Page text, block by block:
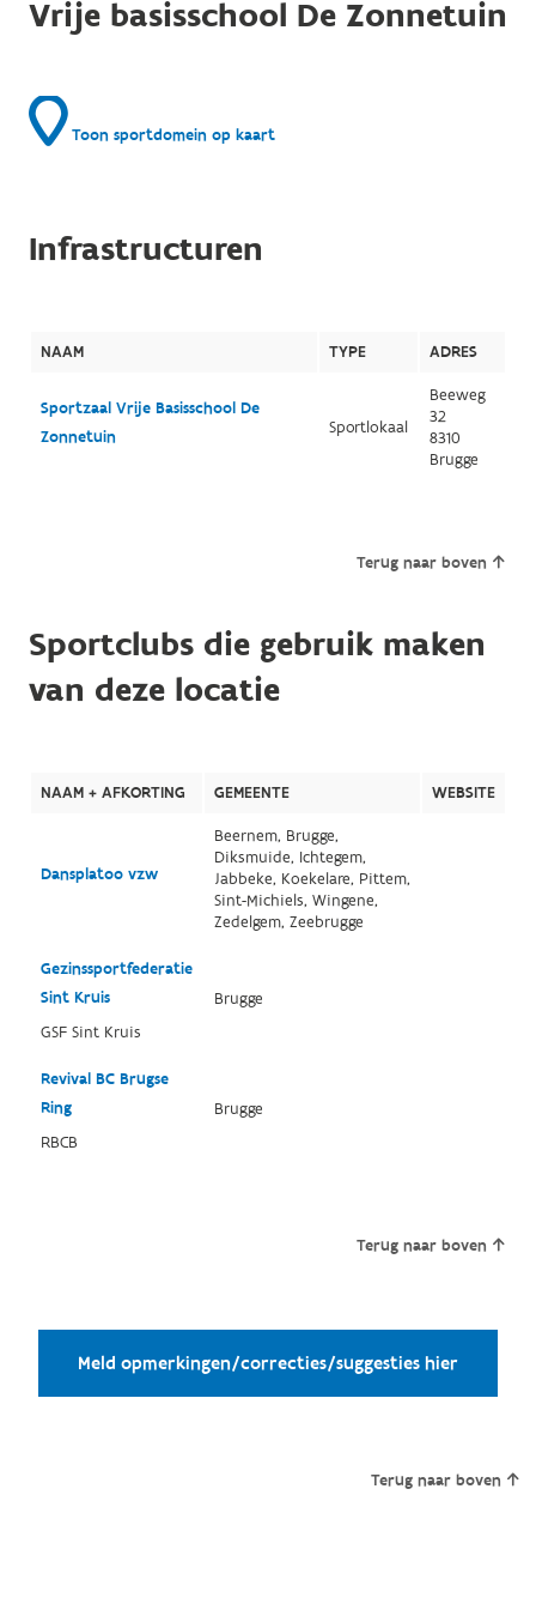
Vrije basisschool De Zonnetuin
Toon sportdomein op kaart
Infrastructuren
NAAM TYPE ADRES
Sportzaal Vrije Basisschool De
Zonnetuin
Sportlokaal
Beeweg
32
8310
Brugge
Terug naar boven
Sportclubs die gebruik maken
van deze locatie
NAAM + AFKORTING GEMEENTE WEBSITE
Dansplatoo vzw
Beernem, Brugge,
Diksmuide, Ichtegem,
Jabbeke, Koekelare, Pittem,
Sint-Michiels, Wingene,
Zedelgem, Zeebrugge
Gezinssportfederatie
Sint Kruis
GSF Sint Kruis
Brugge
Revival BC Brugse
Ring
RBCB
Brugge
Terug naar boven
Meld opmerkingen/correcties/suggesties hier
Terug naar boven